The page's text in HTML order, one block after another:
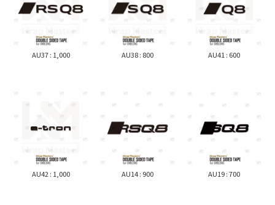
AU37 : 1,000 AU38 : 800 AU41 : 600
AU42 : 1,000 AU14 : 900 AU19 : 700